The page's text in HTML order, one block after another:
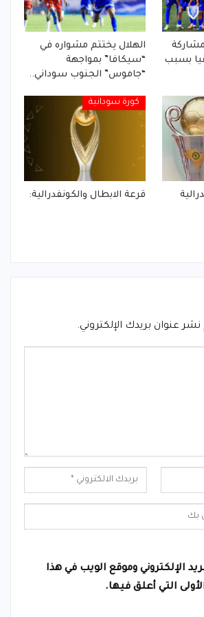
بسبب
الهلال يختتم مشواره في
“سيكافا” بمواجهة
“جاموس” الجنوب سوداني..
كورة سودانية
قرعة الابطال والكونفدرالية:
نشر عنوان بريدك الإلكتروني.
الإلكتروني وموقع الويب في هذا
التي أعلق فيها.